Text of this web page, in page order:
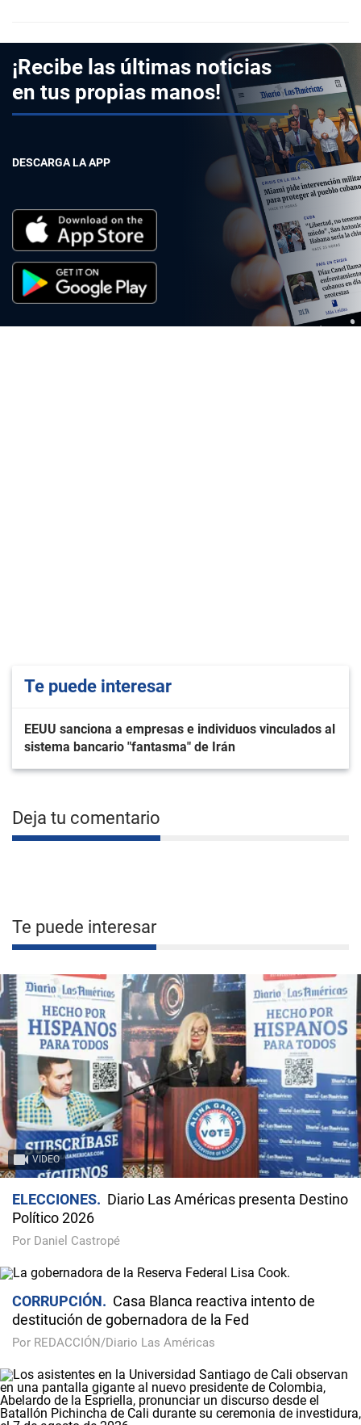
¡Recibe las últimas noticias
en tus propias manos!
DESCARGA LA APP
Te puede interesar
EEUU sanciona a empresas e individuos vinculados al
sistema bancario "fantasma" de Irán
Deja tu comentario
Te puede interesar
VIDEO
ELECCIONES
Diario Las Américas presenta Destino
Político 2026
Por Daniel Castropé
CORRUPCIÓN
Casa Blanca reactiva intento de
destitución de gobernadora de la Fed
Por REDACCIÓN/Diario Las Américas